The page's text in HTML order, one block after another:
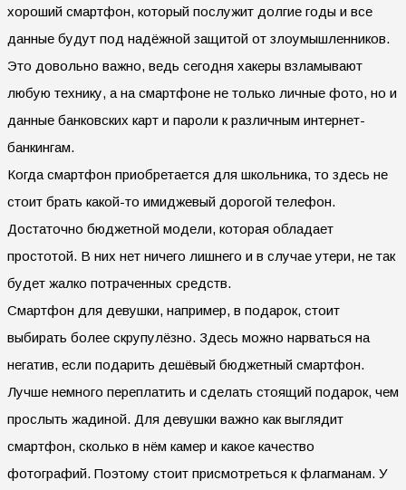
хороший смартфон, который послужит долгие годы и все
данные будут под надёжной защитой от злоумышленников.
Это довольно важно, ведь сегодня хакеры взламывают
любую технику, а на смартфоне не только личные фото, но и
данные банковских карт и пароли к различным интернет-
банкингам.
Когда смартфон приобретается для школьника, то здесь не
стоит брать какой-то имиджевый дорогой телефон.
Достаточно бюджетной модели, которая обладает
простотой. В них нет ничего лишнего и в случае утери, не так
будет жалко потраченных средств.
Смартфон для девушки, например, в подарок, стоит
выбирать более скрупулёзно. Здесь можно нарваться на
негатив, если подарить дешёвый бюджетный смартфон.
Лучше немного переплатить и сделать стоящий подарок, чем
прослыть жадиной. Для девушки важно как выглядит
смартфон, сколько в нём камер и какое качество
фотографий. Поэтому стоит присмотреться к флагманам. У